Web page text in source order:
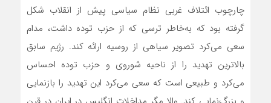
چارچوب ائتلاف غربی نظام سیاسی پیش از انقلاب شکل
گرفته بود که به‌خاطر ترسی که از حزب توده داشت، مدام
سعی می‌کرد تصویر سیاهی از روسیه ارائه کند. رژیم سابق
بالاترین تهدید را از ناحیه شوروی و حزب توده احساس
می‌کرد و طبیعی است که سعی می‌کرد این تهدید را بازنمایی